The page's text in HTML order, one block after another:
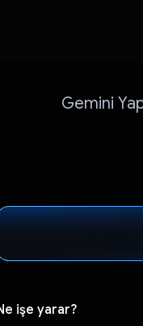
Gemini
işe yarar?